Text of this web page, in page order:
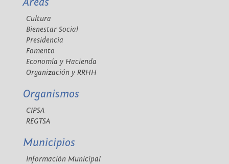
Cultura
Bienestar Social
Presidencia
Fomento
Economía y Hacienda
Organización y RRHH
Organismos
CIPSA
REGTSA
Municipios
Información Municipal